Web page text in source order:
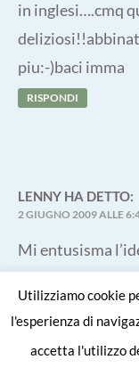
in inglesi….cmq
piu:-)baci imma
RISPONDI
LENNY HA DETTO:
2 GIUGNO 2009 ALLE
Mi entusisma
aromatizzato,
procediemnto
personlizzare a
delle pietanze
Utilizziamo cookie
l'esperienza di
accetta l'utilizzo